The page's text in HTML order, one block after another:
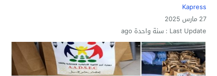
Kapress
27 مارس 2025
Last Update : سنة واحدة ago